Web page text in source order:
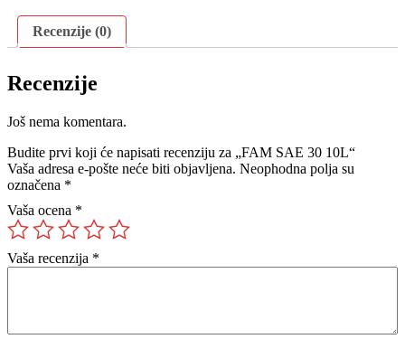
Recenzije (0)
Recenzije
Još nema komentara.
Budite prvi koji će napisati recenziju za „FAM SAE 30 10L“
Vaša adresa e-pošte neće biti objavljena. Neophodna polja su
označena *
Vaša ocena *
Vaša recenzija *